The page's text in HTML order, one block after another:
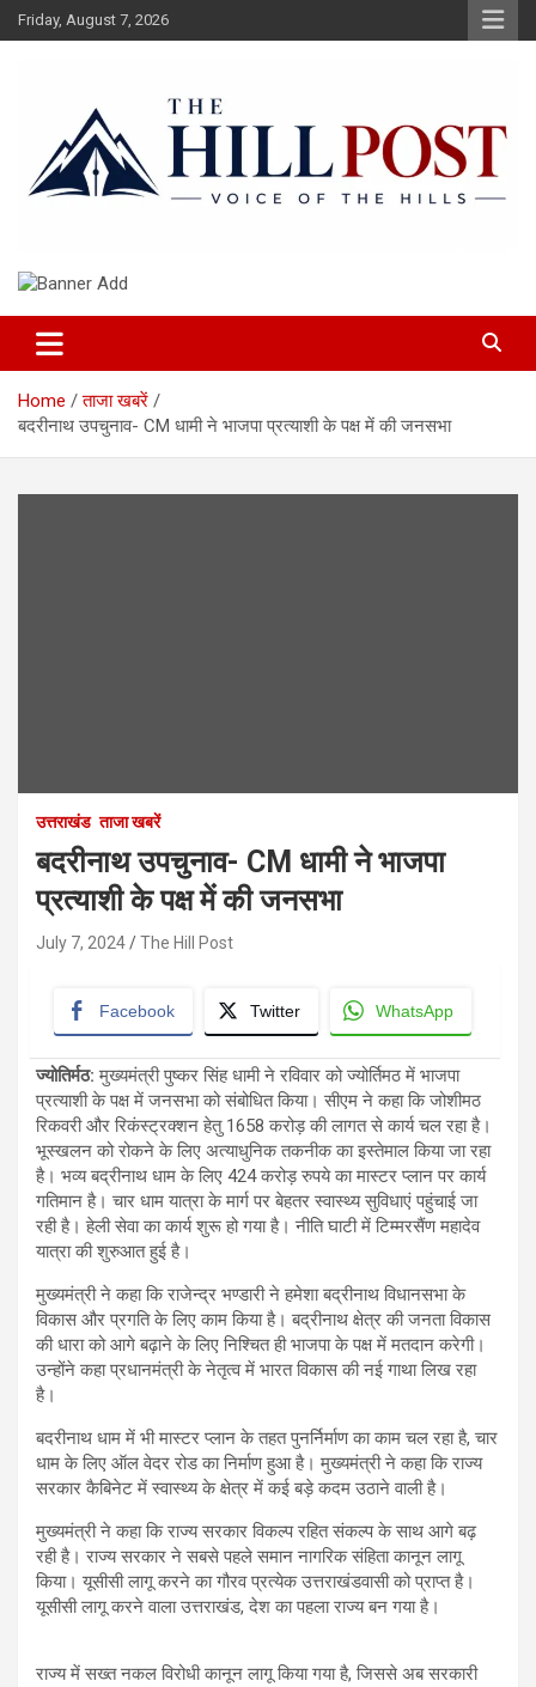
Skip
to
Friday, August 7, 2026
The Hillpost
Home
ताजा खबरें
बदरीनाथ उपचुनाव- CM धामी ने भाजपा प्रत्याशी के पक्ष में की जनसभा
उत्तराखंड ताजा खबरें
बदरीनाथ उपचुनाव- CM धामी ने भाजपा
प्रत्याशी के पक्ष में की जनसभा
July 7, 2024 The Hill Post
Facebook Twitter WhatsApp
ज्योतिर्मठ: मुख्यमंत्री पुष्कर सिंह धामी ने रविवार को ज्योर्तिमठ में भाजपा
प्रत्याशी के पक्ष में जनसभा को संबोधित किया। सीएम ने कहा कि जोशीमठ
रिकवरी और रिकंस्ट्रक्शन हेतु 1658 करोड़ की लागत से कार्य चल रहा है।
भूस्खलन को रोकने के लिए अत्याधुनिक तकनीक का इस्तेमाल किया जा रहा
है। भव्य बद्रीनाथ धाम के लिए 424 करोड़ रुपये का मास्टर प्लान पर कार्य
गतिमान है। चार धाम यात्रा के मार्ग पर बेहतर स्वास्थ्य सुविधाएं पहुंचाई जा
रही है। हेली सेवा का कार्य शुरू हो गया है। नीति घाटी में टिम्मरसैंण महादेव
यात्रा की शुरुआत हुई है।
मुख्यमंत्री ने कहा कि राजेन्द्र भण्डारी ने हमेशा बद्रीनाथ विधानसभा के
विकास और प्रगति के लिए काम किया है। बद्रीनाथ क्षेत्र की जनता विकास
की धारा को आगे बढ़ाने के लिए निश्चित ही भाजपा के पक्ष में मतदान करेगी।
उन्होंने कहा प्रधानमंत्री के नेतृत्व में भारत विकास की नई गाथा लिख रहा
है।
बदरीनाथ धाम में भी मास्टर प्लान के तहत पुनर्निर्माण का काम चल रहा है, चार
धाम के लिए ऑल वेदर रोड का निर्माण हुआ है। मुख्यमंत्री ने कहा कि राज्य
सरकार कैबिनेट में स्वास्थ्य के क्षेत्र में कई बड़े कदम उठाने वाली है।
मुख्यमंत्री ने कहा कि राज्य सरकार विकल्प रहित संकल्प के साथ आगे बढ़
रही है। राज्य सरकार ने सबसे पहले समान नागरिक संहिता कानून लागू
किया। यूसीसी लागू करने का गौरव प्रत्येक उत्तराखंडवासी को प्राप्त है।
यूसीसी लागू करने वाला उत्तराखंड, देश का पहला राज्य बन गया है।
राज्य में सख्त नकल विरोधी कानून लागू किया गया है, जिससे अब सरकारी